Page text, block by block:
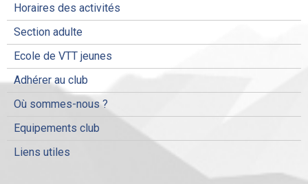
Horaires des activités
Section adulte
Ecole de VTT jeunes
Adhérer au club
Où sommes-nous ?
Equipements club
Liens utiles